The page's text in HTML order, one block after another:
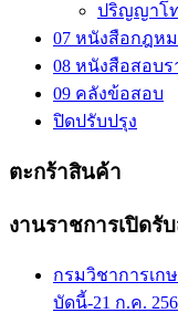
ปริญญาโ
07 หนังสือกฎห
08 หนังสือสอบ
09 คลังข้อสอบ
ปิดปรับปรุง
ตะกร้าสินค้า
งานราชการเปิดรั
กรมวิชาการเก
บัดนี้-21 ก.ค.